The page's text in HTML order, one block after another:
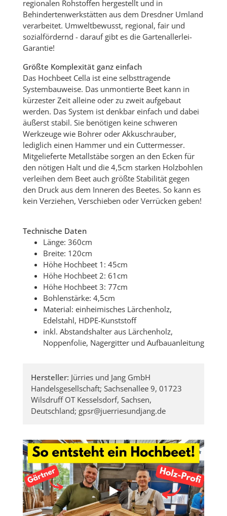
regionalen Rohstoffen hergestellt und in
Behindertenwerkstätten aus dem Dresdner Umland
verarbeitet. Umweltbewusst, regional, fair und
sozialfördernd - darauf gibt es die Gartenallerlei-
Garantie!
Größte Komplexität ganz einfach
Das Hochbeet Cella ist eine selbsttragende
Systembauweise. Das unmontierte Beet kann in
kürzester Zeit alleine oder zu zweit aufgebaut
werden. Das System ist denkbar einfach und dabei
äußerst stabil. Sie benötigen keine schweren
Werkzeuge wie Bohrer oder Akkuschrauber,
lediglich einen Hammer und ein Cuttermesser.
Mitgelieferte Metallstäbe sorgen an den Ecken für
den nötigen Halt und die 4,5cm starken Holzbohlen
verleihen dem Beet auch größte Stabilität gegen
den Druck aus dem Inneren des Beetes. So kann es
kein Verziehen, Verschieben oder Verrücken geben!
Technische Daten
Länge: 360cm
Breite: 120cm
Höhe Hochbeet 1: 45cm
Höhe Hochbeet 2: 61cm
Höhe Hochbeet 3: 77cm
Bohlenstärke: 4,5cm
Material: einheimisches Lärchenholz,
Edelstahl, HDPE-Kunststoff
inkl. Abstandshalter aus Lärchenholz,
Noppenfolie, Nagergitter und Aufbauanleitung
Hersteller: Jürries und Jang GmbH
Handelsgesellschaft; Sachsenallee 9, 01723
Wilsdruff OT Kesselsdorf, Sachsen,
Deutschland; gpsr@juerriesundjang.de